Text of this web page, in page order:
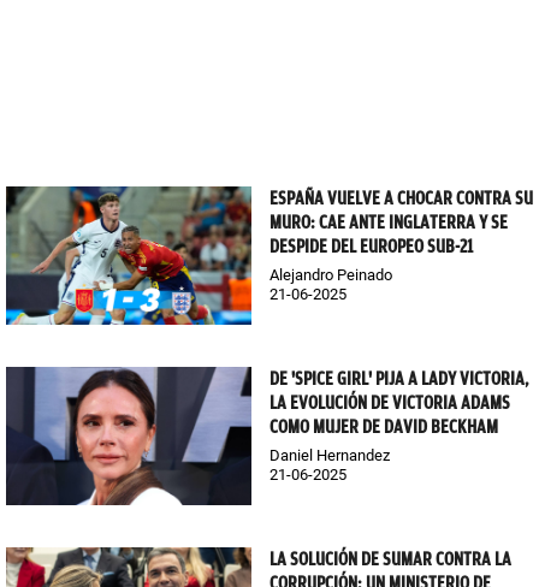
ESPAÑA VUELVE A CHOCAR CONTRA SU
MURO: CAE ANTE INGLATERRA Y SE
DESPIDE DEL EUROPEO SUB-21
Alejandro Peinado
21-06-2025
DE 'SPICE GIRL' PIJA A LADY VICTORIA,
LA EVOLUCIÓN DE VICTORIA ADAMS
COMO MUJER DE DAVID BECKHAM
Daniel Hernandez
21-06-2025
LA SOLUCIÓN DE SUMAR CONTRA LA